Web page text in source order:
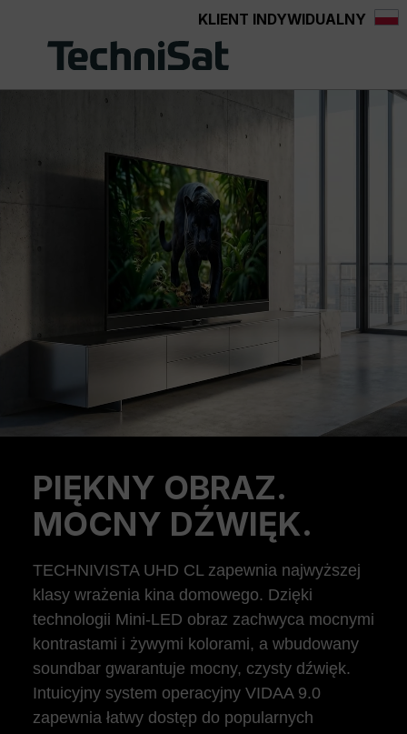
Przejdź do głównej zawartościKLIENT INDYWIDUALNY
PIĘKNY OBRAZ.
MOCNY DŹWIĘK.
TECHNIVISTA UHD CL zapewnia najwyższej
klasy wrażenia kina domowego. Dzięki
technologii Mini-LED obraz zachwyca mocnymi
kontrastami i żywymi kolorami, a wbudowany
soundbar gwarantuje mocny, czysty dźwięk.
Intuicyjny system operacyjny VIDAA 9.0
zapewnia łatwy dostęp do popularnych
Previous